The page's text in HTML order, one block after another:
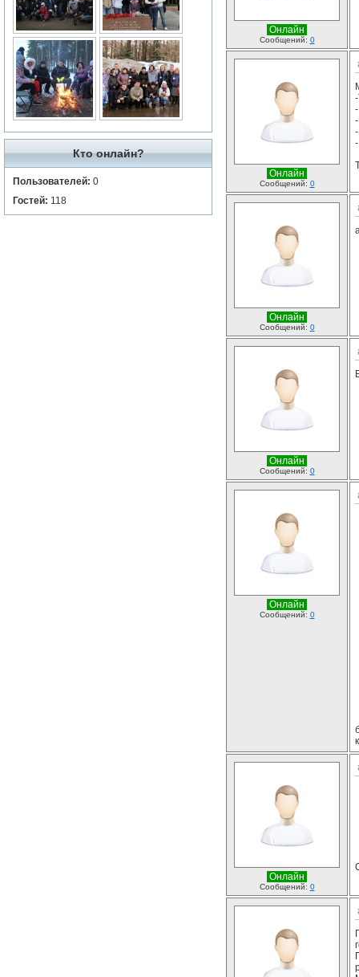
Кто онлайн?
Пользователей: 0
Гостей: 118
Онлайн
Сообщений: 0
Онлайн
Сообщений: 0
Онлайн
Сообщений: 0
Онлайн
Сообщений: 0
Онлайн
Сообщений: 0
Онлайн
Сообщений: 0